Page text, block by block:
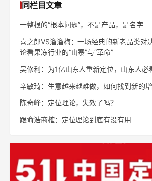
同栏目文章
一整根的“根本问题”，不是产品，是名字
喜之郎VS溜溜梅：一场经典的新老品类
论看果冻行业的“山寨”与“革命”
吴修利：为1亿山东人重新定位，山东人必
辛敏琦：生意越来越难做，如何找到新的增
陈奇峰：定位理论，失效了吗？
跟俞浩商榷：定位理论到底有没有用